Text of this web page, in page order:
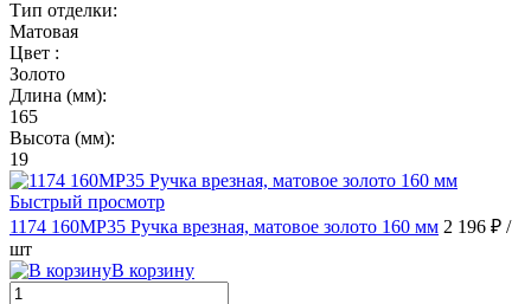
Тип отделки:
Матовая
Цвет :
Золото
Длина (мм):
165
Высота (мм):
19
Быстрый просмотр
1174 160MP35 Ручка врезная, матовое золото 160 мм 2 196 ₽ /
шт
В корзину